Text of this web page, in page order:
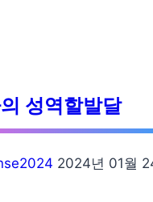
모
의
육
성역할발달
2024년 01월